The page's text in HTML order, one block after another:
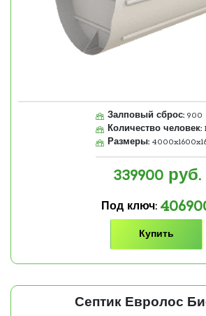
Залповый сброс: 900
Количество человек:
Размеры:
339900руб.
Под ключ:
Купить
Септик Евролос